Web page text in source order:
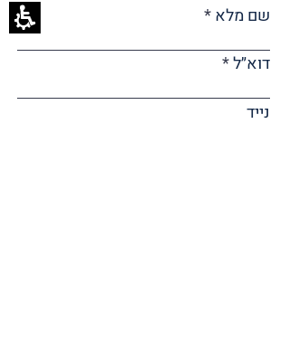
שם מלא
דוא״ל
נייד